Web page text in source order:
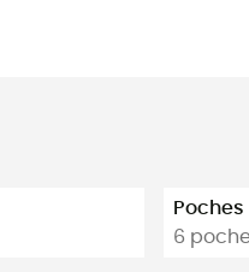
Poches
6